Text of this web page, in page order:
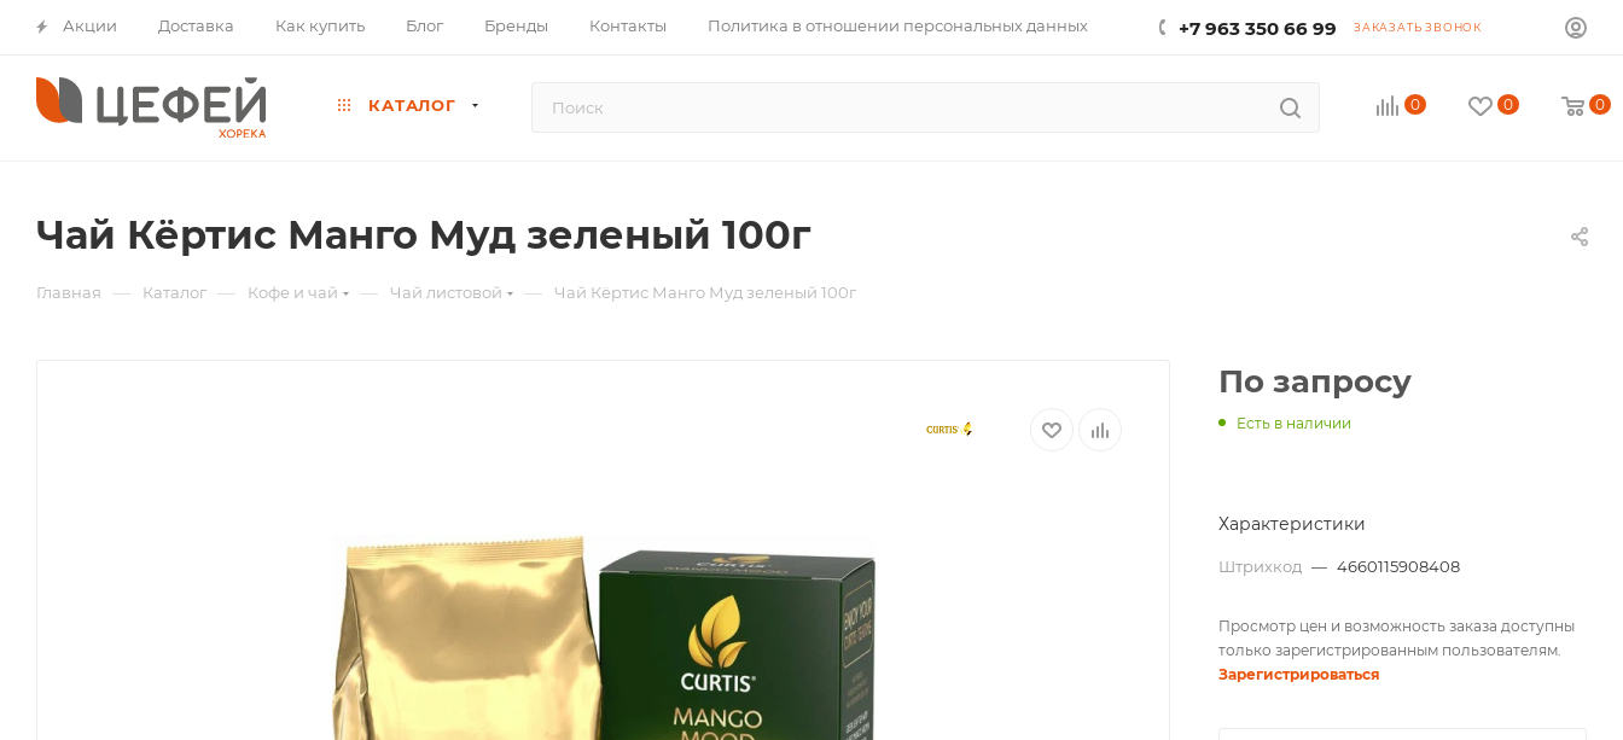
Акции Доставка Как купить Блог Бренды Контакты Политика в отношении персональных данных +7 963 350 66 99 ЗАКАЗАТЬ ЗВОНОК
КАТАЛОГ 0 0 0
Чай Кёртис Манго Муд зеленый 100г
Главная — Каталог — Кофе и чай — Чай листовой — Чай Кёртис Манго Муд зеленый 100г
По запросу
Есть в наличии
Характеристики
Штрихкод — 4660115908408
Просмотр цен и возможность заказа доступны
только зарегистрированным пользователям.
Зарегистрироваться